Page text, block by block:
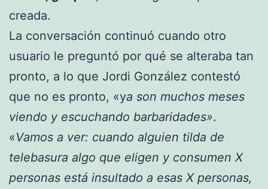
creada.
La conversación continuó cuando otro
usuario le preguntó por qué se alteraba tan
pronto, a lo que Jordi González contestó
que no es pronto, «ya son muchos meses
viendo y escuchando barbaridades».
«Vamos a ver: cuando alguien tilda de
telebasura algo que eligen y consumen X
personas está insultado a esas X personas,